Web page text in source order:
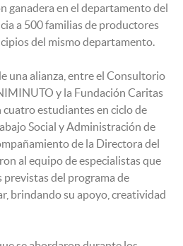
ganadera en el departamento del
a 500 familias de productores
del mismo departamento.
una alianza, entre el Consultorio
y la Fundación Caritas
estudiantes en ciclo de
Social y Administración de
de la Directora del
al equipo de especialistas que
del programa de
brindando su apoyo, creatividad